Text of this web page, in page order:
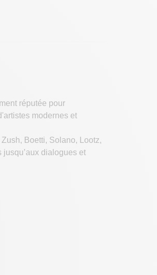
réputée pour
modernes et
Boetti, Solano, Lootz,
dialogues et